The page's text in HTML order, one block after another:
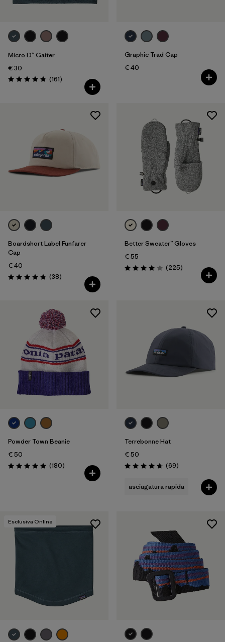
Micro D™ Gaiter
€ 30
Valutazione: 4.7 / 5
(161Recensioni
)
Graphic Trad Cap
€ 40
Boardshort Label Funfarer
Cap
€ 40
Valutazione: 4.8 / 5
(38Recensioni
)
Better Sweater™ Gloves
€ 55
Valutazione: 4.0 / 5
(225Recensioni
)
Powder Town Beanie
€ 50
Valutazione: 4.9 / 5
(180Recensioni
)
Terrebonne Hat
€ 50
Valutazione: 4.8 / 5
(69Recensioni
)
asciugatura rapida
Esclusiva Online